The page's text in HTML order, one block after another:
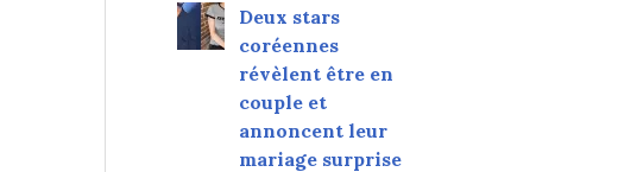
Deux stars
coréennes
révèlent être en
couple et
annoncent leur
mariage surprise